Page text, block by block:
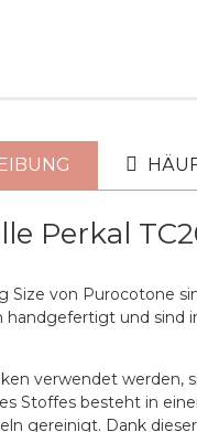
Perkal
Size von Purocotone
und
verwendet
Stoffes besteht in
gereinigt. Dank